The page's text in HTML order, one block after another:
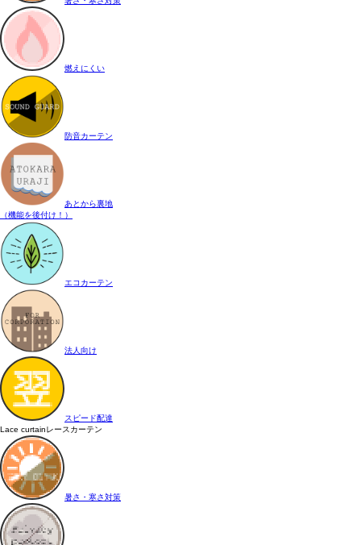
燃えにくい
防音カーテン
あとから裏地
（機能を後付け！）
エコカーテン
法人向け
スピード配達
Lace curtainレースカーテン
暑さ・寒さ対策